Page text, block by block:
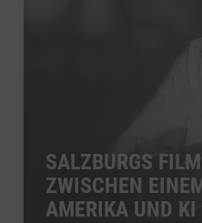
SALZBURGS
ZWISCHEN
AMERIKA UND KI